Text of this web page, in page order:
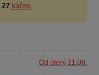
27 kaček.
Od úterý 11.08.